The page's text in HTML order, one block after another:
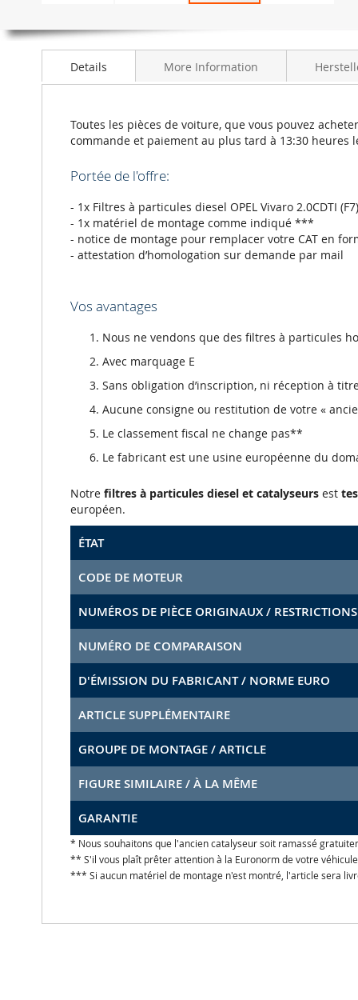
to
beginning
gallery
Details More Information
Toutes les pièces de voiture, que vous pouvez
commande et paiement au plus tard à 13:30 heures
Portée de l'offre:
- 1x Filtres à particules diesel OPEL Vivaro 2.0CDTI
- 1x matériel de montage comme indiqué ***
- notice de montage pour remplacer votre CAT en
- attestation d’homologation sur demande par mail
Vos avantages
Nous ne vendons que des filtres à particules
Avec marquage E
Sans obligation d’inscription, ni réception à
Aucune consigne ou restitution de votre «
Le classement fiscal ne change pas**
Le fabricant est une usine européenne du
Notre filtres à particules diesel et catalyseurs est
européen.
ÉTAT
CODE DE MOTEUR
NUMÉROS DE PIÈCE ORIGINAUX / RESTRICTIONS
NUMÉRO DE COMPARAISON
D'ÉMISSION DU FABRICANT / NORME EURO
ARTICLE SUPPLÉMENTAIRE
GROUPE DE MONTAGE / ARTICLE
FIGURE SIMILAIRE / À LA MÊME
GARANTIE
* Nous souhaitons que l'ancien catalyseur soit ramassé
** S'il vous plaît prêter attention à la Euronorm de votre
*** Si aucun matériel de montage n'est montré, l'article sera